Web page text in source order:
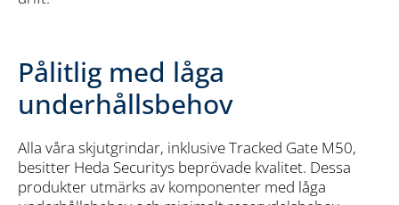
Pålitlig med låga
underhållsbehov
Alla våra skjutgrindar, inklusive Tracked Gate M50,
besitter Heda Securitys beprövade kvalitet. Dessa
produkter utmärks av komponenter med låga